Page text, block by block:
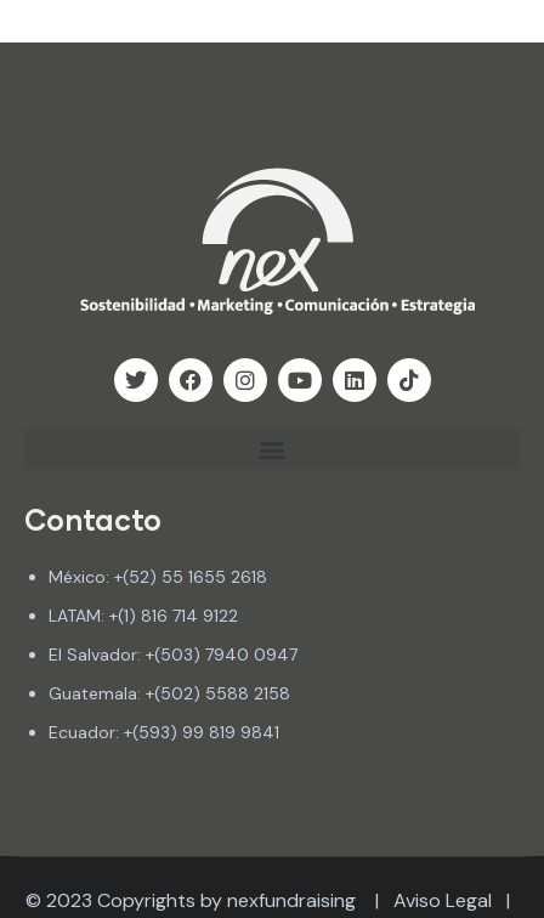
Contacto
México: +(52) 55 1655 2618
LATAM: +(1) 816 714 9122
El Salvador: +(503) 7940 0947
Guatemala: +(502) 5588 2158
Ecuador: +(593) 99 819 9841
© 2023 Copyrights by nexfundraising | Aviso Legal |